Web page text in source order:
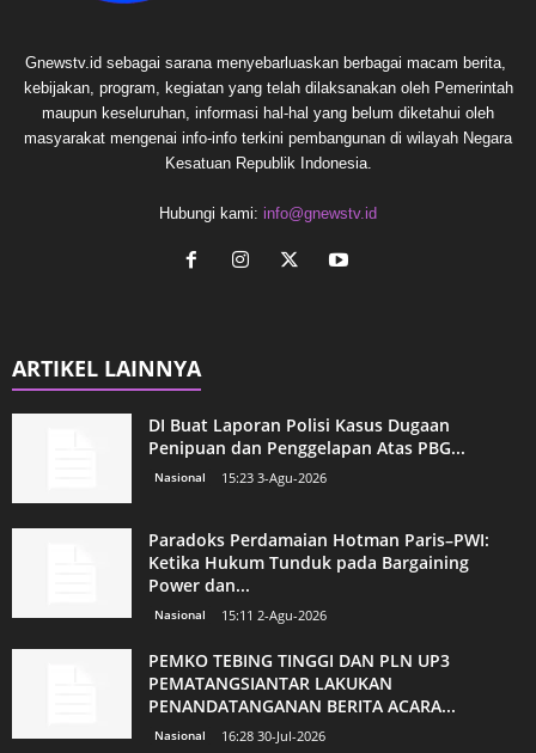
Gnewstv.id sebagai sarana menyebarluaskan berbagai macam berita,
kebijakan, program, kegiatan yang telah dilaksanakan oleh Pemerintah
maupun keseluruhan, informasi hal-hal yang belum diketahui oleh
masyarakat mengenai info-info terkini pembangunan di wilayah Negara
Kesatuan Republik Indonesia.
Hubungi kami: info@gnewstv.id
ARTIKEL LAINNYA
DI Buat Laporan Polisi Kasus Dugaan
Penipuan dan Penggelapan Atas PBG...
Nasional 15:23 3-Agu-2026
Paradoks Perdamaian Hotman Paris–PWI:
Ketika Hukum Tunduk pada Bargaining
Power dan...
Nasional 15:11 2-Agu-2026
PEMKO TEBING TINGGI DAN PLN UP3
PEMATANGSIANTAR LAKUKAN
PENANDATANGANAN BERITA ACARA...
Nasional 16:28 30-Jul-2026